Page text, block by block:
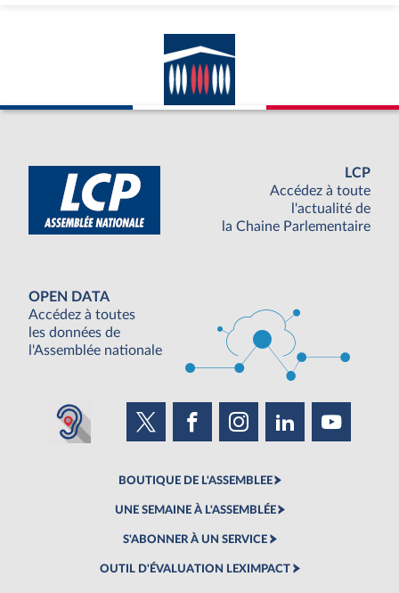
LCP
Accédez à toute
l'actualité de
la Chaine Parlementaire
OPEN DATA
Accédez à toutes
les données de
l'Assemblée nationale
BOUTIQUE DE L'ASSEMBLEE
UNE SEMAINE À L'ASSEMBLÉE
S'ABONNER À UN SERVICE
OUTIL D'ÉVALUATION LEXIMPACT